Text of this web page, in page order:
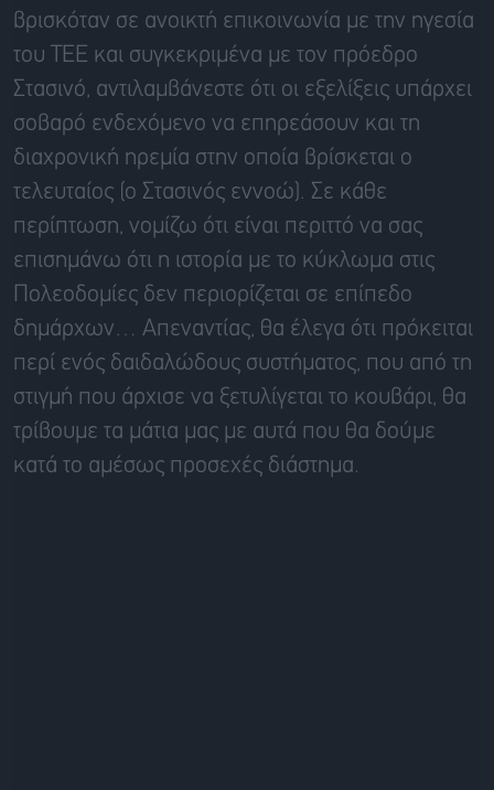
βρισκόταν σε ανοικτή επικοινωνία με την ηγεσία
του ΤΕΕ και συγκεκριμένα με τον πρόεδρο
Στασινό, αντιλαμβάνεστε ότι οι εξελίξεις υπάρχει
σοβαρό ενδεχόμενο να επηρεάσουν και τη
διαχρονική ηρεμία στην οποία βρίσκεται ο
τελευταίος (ο Στασινός εννοώ). Σε κάθε
περίπτωση, νομίζω ότι είναι περιττό να σας
επισημάνω ότι η ιστορία με το κύκλωμα στις
Πολεοδομίες δεν περιορίζεται σε επίπεδο
δημάρχων… Απεναντίας, θα έλεγα ότι πρόκειται
περί ενός δαιδαλώδους συστήματος, που από τη
στιγμή που άρχισε να ξετυλίγεται το κουβάρι, θα
τρίβουμε τα μάτια μας με αυτά που θα δούμε
κατά το αμέσως προσεχές διάστημα.